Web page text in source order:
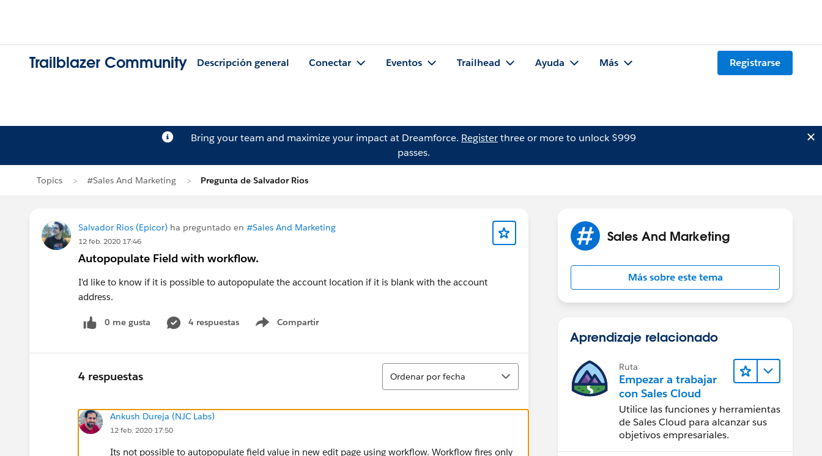
Trailblazer Community Descripción general Conectar Eventos Trailhead Ayuda Más Registrarse
Bring your team and maximize your impact at Dreamforce. Registerthree or more to unlock $999
passes.
Topics #Sales And Marketing Pregunta de Salvador Rios
Salvador Rios (Epicor) ha preguntado en #Sales And Marketing
12 feb. 2020 17:46
Autopopulate Field with workflow.
I'd like to know if it is possible to autopopulate the account location if it is blank with the account
address.
0 me gusta 4 respuestas Compartir
Show menu
4 respuestas
Ordenar
Ordenar por fecha
Ankush Dureja (NJC Labs)
12 feb. 2020 17:50
Its not possible to autopopulate field value in new edit page using workflow. Workflow fires only
Sales And Marketing
Más sobre este tema
Aprendizaje relacionado
Ruta
Empezar a trabajar
con Sales Cloud
Utilice las funciones y herramientas
de Sales Cloud para alcanzar sus
objetivos empresariales.